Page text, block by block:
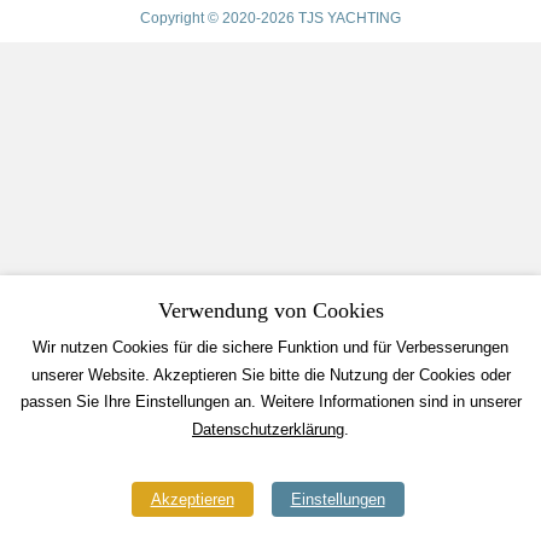
Copyright © 2020-2026 TJS YACHTING
Verwendung von Cookies
Wir nutzen Cookies für die sichere Funktion und für Verbesserungen
unserer Website. Akzeptieren Sie bitte die Nutzung der Cookies oder
passen Sie Ihre Einstellungen an. Weitere Informationen sind in unserer
Datenschutzerklärung
Akzeptieren Einstellungen